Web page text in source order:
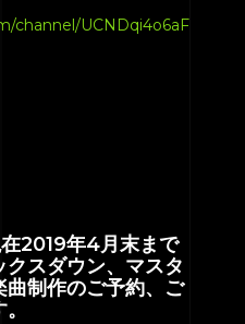
channel/UCNDqi4o6aF
2019年4月末まで
スダウン、マスタ
曲制作のご予約、ご